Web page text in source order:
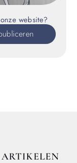
website?